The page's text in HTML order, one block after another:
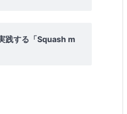
践する「Squash m